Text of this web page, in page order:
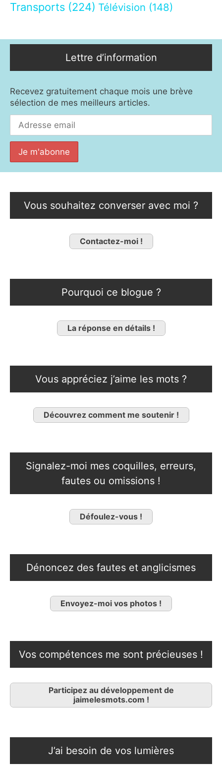
Transports (224) Télévision (148)
Lettre d’information
Recevez gratuitement chaque mois une brève
sélection de mes meilleurs articles.
Vous souhaitez converser avec moi ?
Contactez-moi !
Pourquoi ce blogue ?
La réponse en détails !
Vous appréciez j’aime les mots ?
Découvrez comment me soutenir !
Signalez-moi mes coquilles, erreurs,
fautes ou omissions !
Défoulez-vous !
Dénoncez des fautes et anglicismes
Envoyez-moi vos photos !
Vos compétences me sont précieuses !
Participez au développement de
jaimelesmots.com !
J’ai besoin de vos lumières